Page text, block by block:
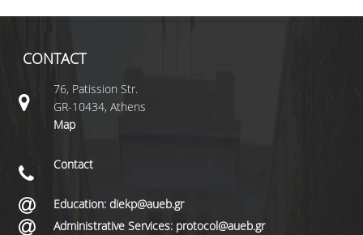
CONTACT
76, Patission Str.
GR-10434, Athens
Map
Contact
Education: diekp@aueb.gr
Administrative Services: protocol@aueb.gr